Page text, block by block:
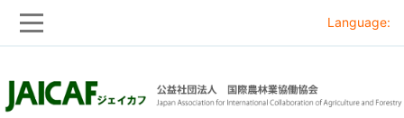
to
to
Language: